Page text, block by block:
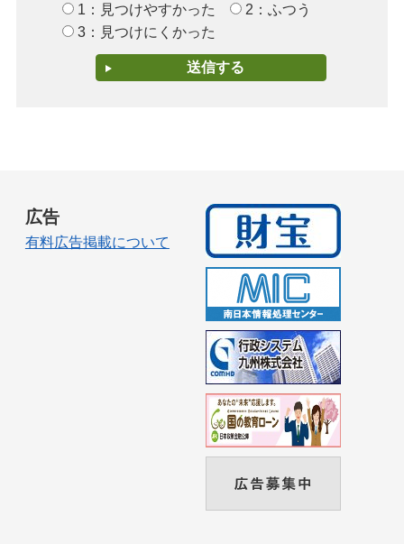
1：見つけやすかった
2：ふつう
3：見つけにくかった
広告
有料広告掲載について